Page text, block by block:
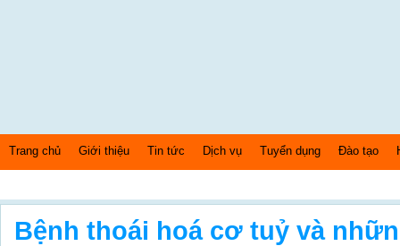
Trang chủ Giới thiệu Tin tức Dịch vụ Tuyển dụng Đào tạo
Bệnh thoái hoá cơ tuỷ và